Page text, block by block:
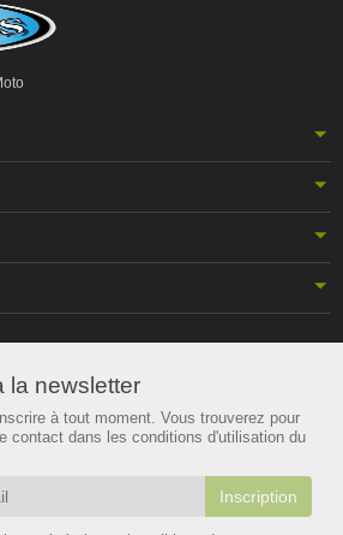
la newsletter
à tout moment. Vous trouverez pour
contact dans les conditions d'utilisation du